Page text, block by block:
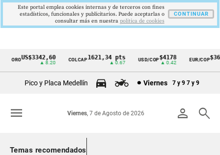
Cintillo
Colombia
OROUS$3342,60
▲ 8.20
COLCAP1621,34 pts
▲ 0.67
USD/COP$4178
▲ 0.42
EUR/COP
Pico y Placa Medellín Viernes 7 y 9 7 y 9
person search
Viernes, 7 de Agosto de 2026
menu
Temas recomendados
Este portal emplea cookies internas y de terceros con fines
estadísticos, funcionales y publicitarios. Puede aceptarlas o
consultar más en nuestra politica de cookies
CONTINUAR